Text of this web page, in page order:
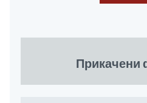
Прикачени